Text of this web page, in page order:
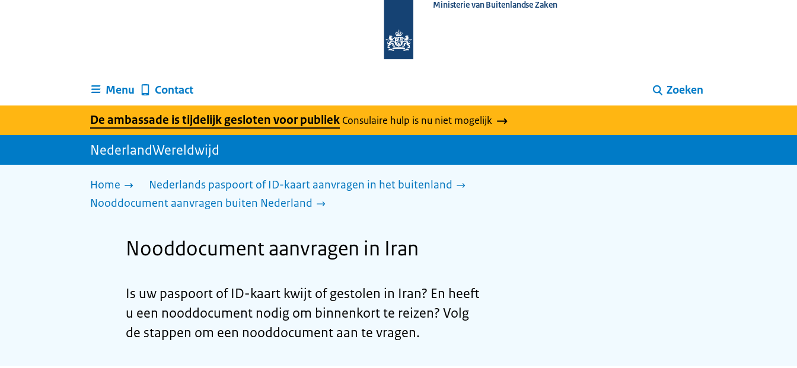
homepage
Ministerie van Buitenlandse Zaken
Menu Contact Zoeken
De ambassade is tijdelijk gesloten voor publiek Consulaire hulp is nu niet mogelijk
NederlandWereldwijd
Home
Nederlands paspoort of ID-kaart aanvragen in het buitenland
Nooddocument aanvragen buiten Nederland
Nooddocument aanvragen in Iran
Is uw paspoort of ID-kaart kwijt of gestolen in Iran? En heeft
u een nooddocument nodig om binnenkort te reizen? Volg
de stappen om een nooddocument aan te vragen.